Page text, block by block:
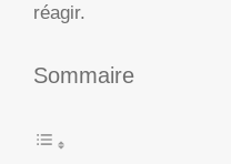
réagir.
Sommaire